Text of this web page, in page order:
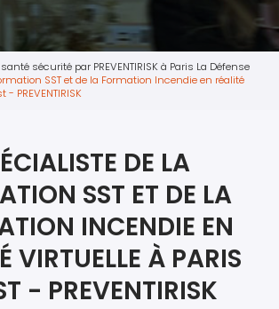
sécurité par PREVENTIRISK à Paris La Défense
SST et de la Formation Incendie en réalité
PREVENTIRISK
DE LA
SST ET DE LA
INCENDIE EN
VIRTUELLE À PARIS
- PREVENTIRISK